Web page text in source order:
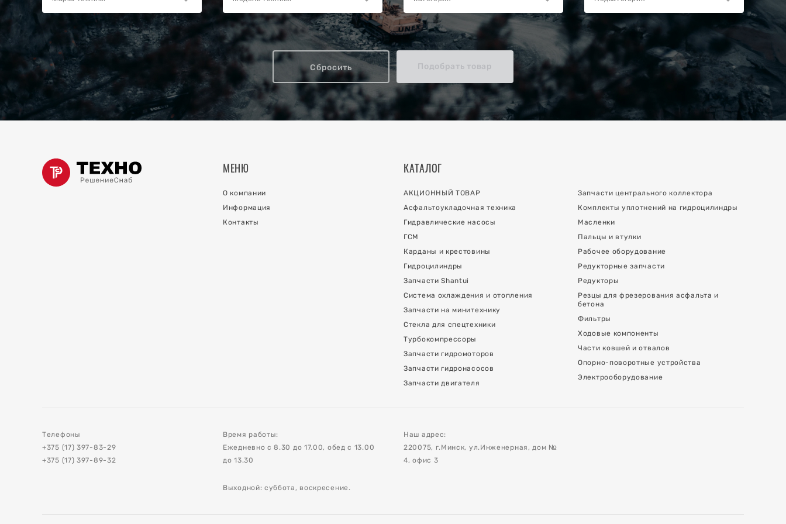
коллектора
Сбросить Подобрать товар
МЕНЮ
О компании
Информация
Контакты
КАТАЛОГ
АКЦИОННЫЙ ТОВАР
Асфальтоукладочная техника
Гидравлические насосы
ГСМ
Карданы и крестовины
Гидроцилиндры
Запчасти Shantui
Система охлаждения и отопления
Запчасти на минитехнику
Стекла для спецтехники
Турбокомпрессоры
Запчасти гидромоторов
Запчасти гидронасосов
Запчасти двигателя
Запчасти центрального коллектора
Комплекты уплотнений на гидроцилиндры
Масленки
Пальцы и втулки
Рабочее оборудование
Редукторные запчасти
Редукторы
Резцы для фрезерования асфальта и
бетона
Фильтры
Ходовые компоненты
Части ковшей и отвалов
Опорно-поворотные устройства
Электрооборудование
Телефоны
+375 (17) 397-83-29
+375 (17) 397-89-32
Время работы:
Ежедневно с 8.30 до 17.00, обед с 13.00
до 13.30
Выходной: суббота, воскресение.
Наш адрес:
220075, г.Минск, ул.Инженерная, дом №
4, офис 3